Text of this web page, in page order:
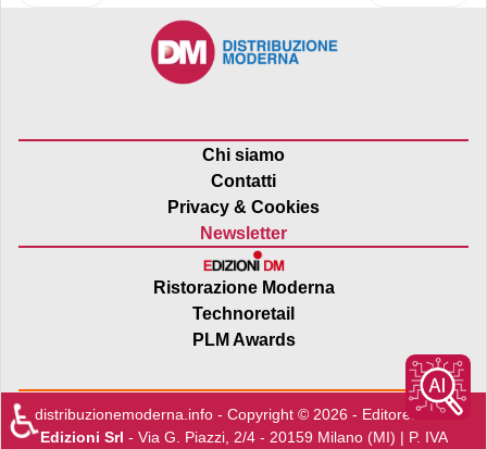
Chi siamo
Contatti
Privacy & Cookies
Newsletter
Ristorazione Moderna
Technoretail
PLM Awards
distribuzionemoderna.info - Copyright © 2026 - Editore:Edra
Edizioni Srl - Via G. Piazzi, 2/4 - 20159 Milano (MI) | P. IVA